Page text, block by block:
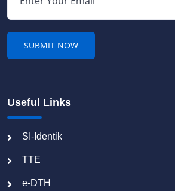
Useful Links
SI-Identik
TTE
e-DTH